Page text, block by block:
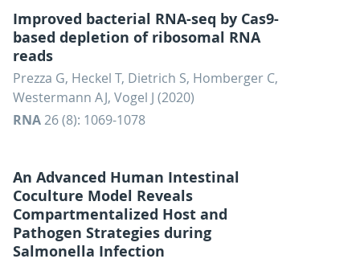
Improved bacterial RNA-seq by Cas9-
based depletion of ribosomal RNA
reads
Prezza G, Heckel T, Dietrich S, Homberger C,
Westermann AJ, Vogel J (2020)
RNA26 (8): 1069-1078
An Advanced Human Intestinal
Coculture Model Reveals
Compartmentalized Host and
Pathogen Strategies during
Salmonella Infection